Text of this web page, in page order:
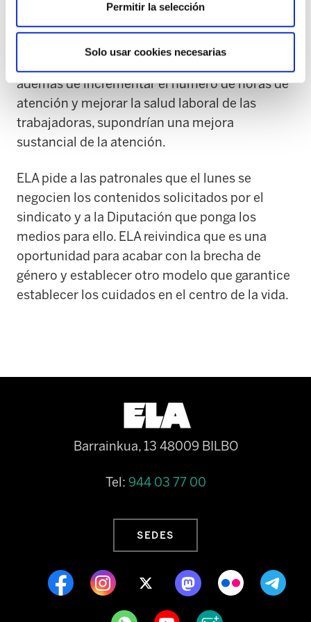
Permitir la selección
Solo usar cookies necesarias
que se acabe con la brecha salarial y que se
realice una reducción de jornada,
especialmente como fórmula para que se
además de incrementar el número de horas de
atención y mejorar la salud laboral de las
trabajadoras, supondrían una mejora
sustancial de la atención.
ELA pide a las patronales que el lunes se
negocien los contenidos solicitados por el
sindicato y a la Diputación que ponga los
medios para ello. ELA reivindica que es una
oportunidad para acabar con la brecha de
género y establecer otro modelo que garantice
establecer los cuidados en el centro de la vida.
Barrainkua, 13 48009 BILBO
Tel: 944 03 77 00
SEDES